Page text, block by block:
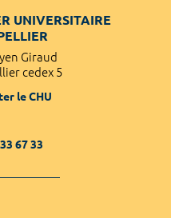
UNIVERSITAIRE
Giraud
cedex 5
le CHU
67 33